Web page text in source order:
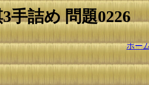
手詰め 問題0226
ホー